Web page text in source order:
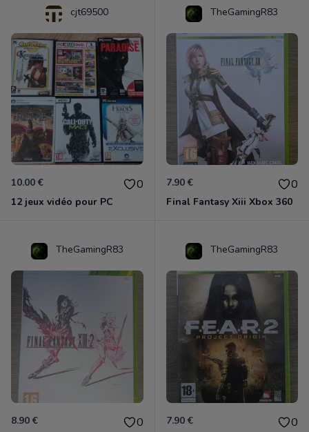
cjt69500
10.00 € 0
12 jeux vidéo pour PC
TheGamingR83
7.90 € 0
Final Fantasy Xiii Xbox 360
TheGamingR83
8.90 € 0
TheGamingR83
7.90 € 0